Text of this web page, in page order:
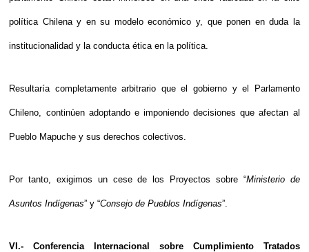
política Chilena y en su modelo económico y, que ponen en duda la
institucionalidad y la conducta ética en la política.
Resultaría completamente arbitrario que el gobierno y el Parlamento
Chileno, continúen adoptando e imponiendo decisiones que afectan al
Pueblo Mapuche y sus derechos colectivos.
Por tanto, exigimos un cese de los Proyectos sobre “Ministerio de
Asuntos Indígenas” y “Consejo de Pueblos Indígenas”.
VI.- Conferencia Internacional sobre Cumplimiento Tratados